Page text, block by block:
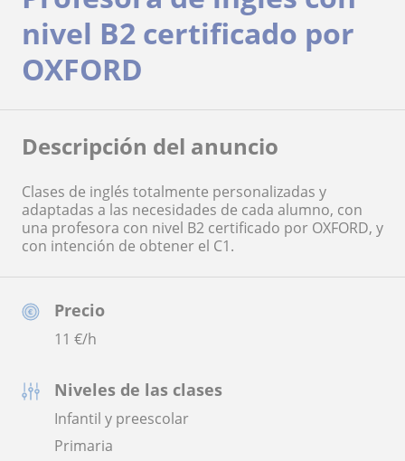
Precio
11 €/h
Niveles de las clases
Infantil y preescolar
Primaria
nivel B2 certificado por
OXFORD
Descripción del anuncio
Clases de inglés totalmente personalizadas y
adaptadas a las necesidades de cada alumno, con
una profesora con nivel B2 certificado por OXFORD, y
con intención de obtener el C1.